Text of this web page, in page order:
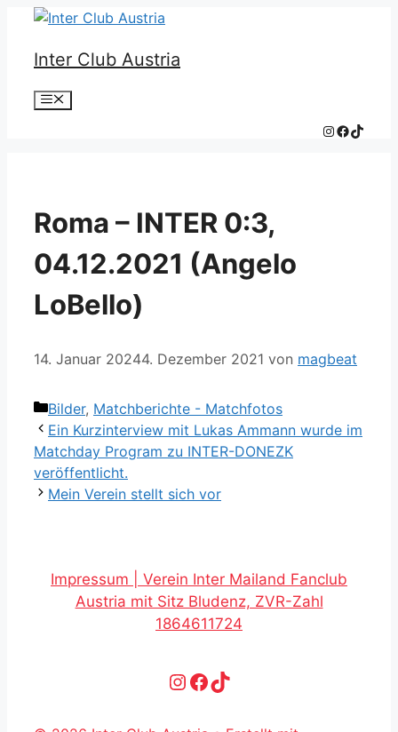
Zum
springen
Inter Club Austria
Menü
Instagram
TikTok
Roma – INTER 0:3,
04.12.2021 (Angelo
LoBello)
14. Januar 20244. Dezember 2021 von magbeat
Kategorien
Bilder, Matchberichte - Matchfotos
Ein Kurzinterview mit Lukas Ammann wurde im
Matchday Program zu INTER-DONEZK
veröffentlicht.
Mein Verein stellt sich vor
Impressum | Verein Inter Mailand Fanclub
Austria mit Sitz Bludenz, ZVR-Zahl
1864611724
Instagram
Facebook
TikTok